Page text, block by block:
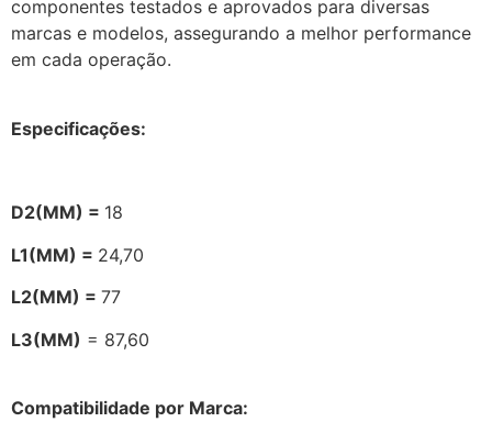
componentes testados e aprovados para diversas
marcas e modelos, assegurando a melhor performance
em cada operação.
Especificações:
D2(MM) = 18
L1(MM) = 24,70
L2(MM) = 77
L3(MM) = 87,60
Compatibilidade por Marca: